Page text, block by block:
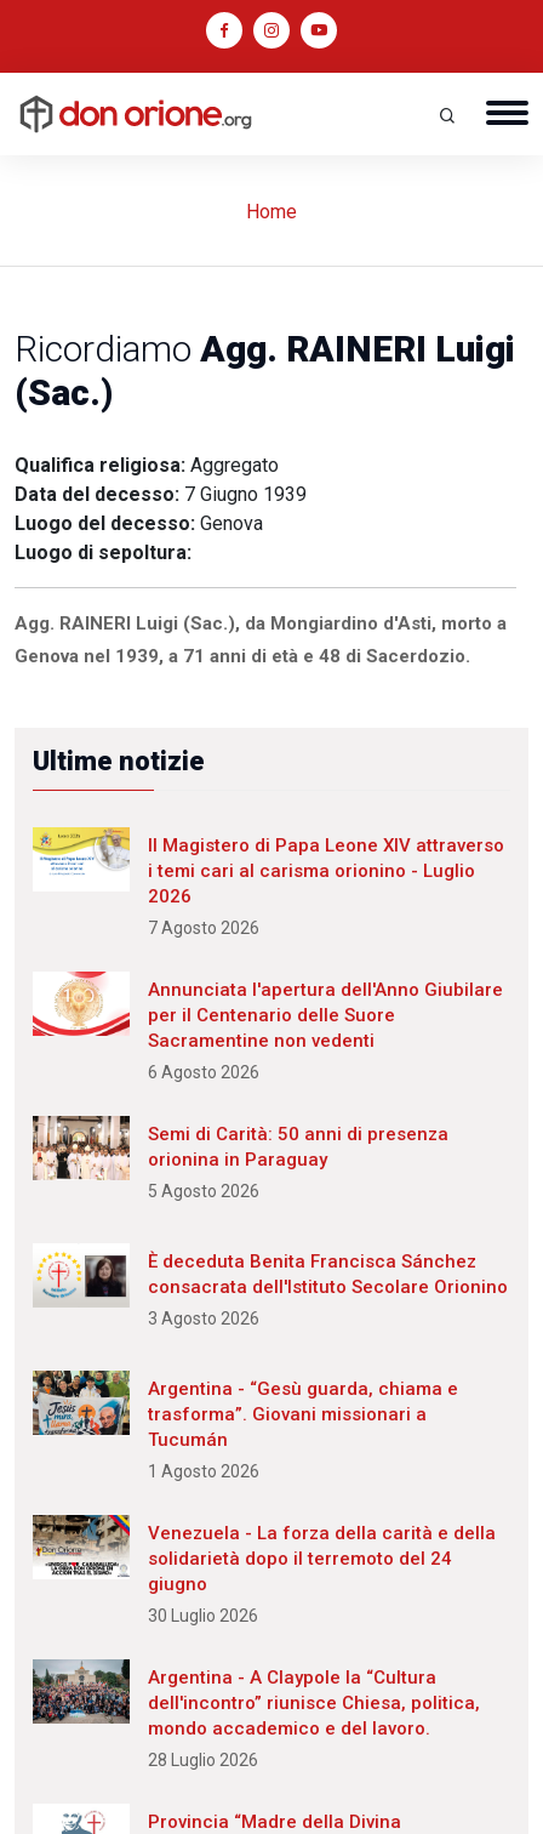
Home
Ricordiamo Agg. RAINERI Luigi
(Sac.)
Qualifica religiosa: Aggregato
Data del decesso: 7 Giugno 1939
Luogo del decesso: Genova
Luogo di sepoltura:
Agg. RAINERI Luigi (Sac.), da Mongiardino d'Asti, morto a
Genova nel 1939, a 71 anni di età e 48 di Sacerdozio.
Ultime notizie
Il Magistero di Papa Leone XIV attraverso
i temi cari al carisma orionino - Luglio
2026
7 Agosto 2026
Annunciata l'apertura dell'Anno Giubilare
per il Centenario delle Suore
Sacramentine non vedenti
6 Agosto 2026
Semi di Carità: 50 anni di presenza
orionina in Paraguay
5 Agosto 2026
È deceduta Benita Francisca Sánchez
consacrata dell'Istituto Secolare Orionino
3 Agosto 2026
Argentina - “Gesù guarda, chiama e
trasforma”. Giovani missionari a
Tucumán
1 Agosto 2026
Venezuela - La forza della carità e della
solidarietà dopo il terremoto del 24
giugno
30 Luglio 2026
Argentina - A Claypole la “Cultura
dell'incontro” riunisce Chiesa, politica,
mondo accademico e del lavoro.
28 Luglio 2026
Provincia “Madre della Divina